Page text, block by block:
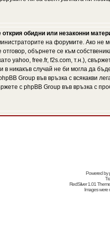
обидни или незаконни
на форумите. Ако не
обърнете се към
yahoo, free.fr, f2s.com, т.н.),
в никакъв случай не би могла да
Group във връзка с всякакви
с phpBB Group във връзка с
Powered by
RedSilver 1.01
Images were